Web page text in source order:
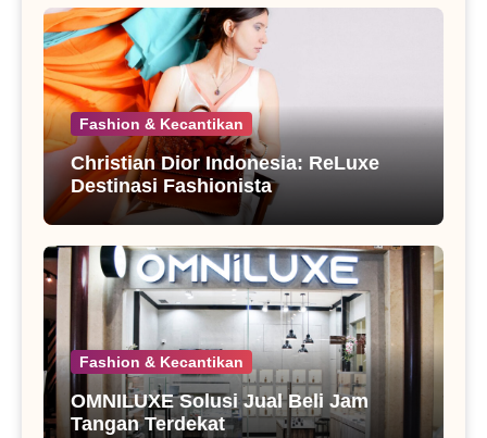
Fashion & Kecantikan
Christian Dior Indonesia: ReLuxe
Destinasi Fashionista
Fashion & Kecantikan
OMNILUXE Solusi Jual Beli Jam
Tangan Terdekat